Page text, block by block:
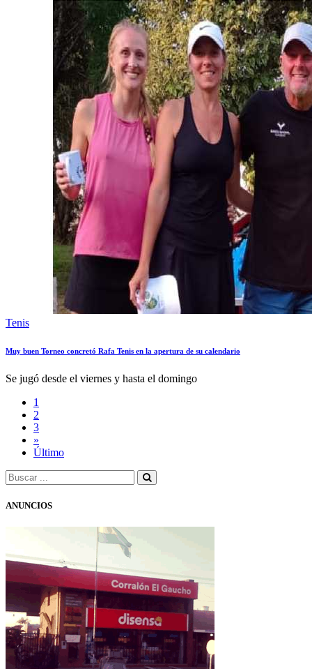
Tenis
Muy buen Torneo concretó Rafa Tenis en la apertura de su calendario
Se jugó desde el viernes y hasta el domingo
1
2
3
»
Último
ANUNCIOS